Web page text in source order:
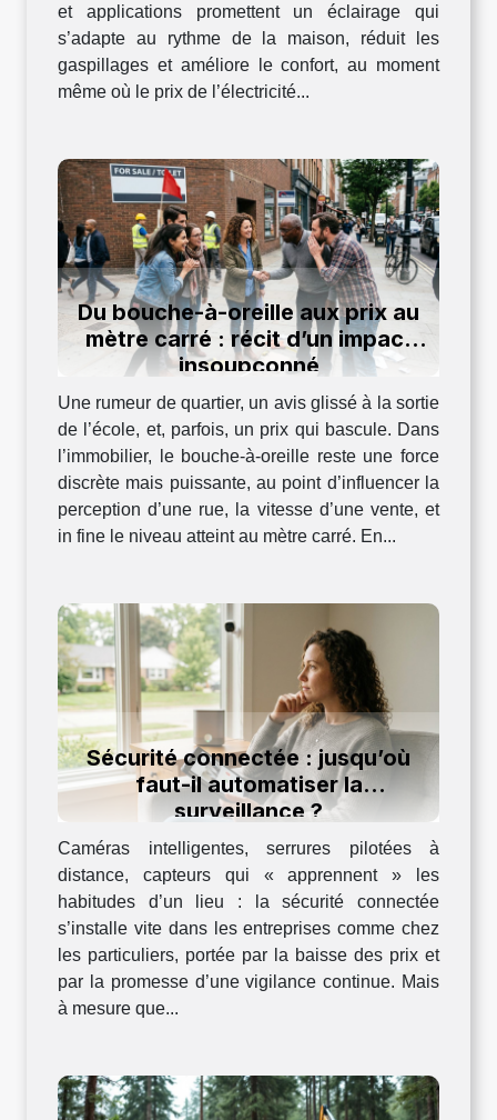
et applications promettent un éclairage qui
s’adapte au rythme de la maison, réduit les
gaspillages et améliore le confort, au moment
même où le prix de l’électricité...
Du bouche-à-oreille aux prix au
mètre carré : récit d’un impact
insoupçonné
Une rumeur de quartier, un avis glissé à la sortie
de l’école, et, parfois, un prix qui bascule. Dans
l’immobilier, le bouche-à-oreille reste une force
discrète mais puissante, au point d’influencer la
perception d’une rue, la vitesse d’une vente, et
in fine le niveau atteint au mètre carré. En...
Sécurité connectée : jusqu’où
faut-il automatiser la
surveillance ?
Caméras intelligentes, serrures pilotées à
distance, capteurs qui « apprennent » les
habitudes d’un lieu : la sécurité connectée
s’installe vite dans les entreprises comme chez
les particuliers, portée par la baisse des prix et
par la promesse d’une vigilance continue. Mais
à mesure que...